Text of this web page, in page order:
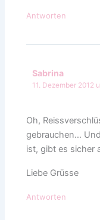
Antworten
Sabrina
11. Dezember 2012
Oh,
gebrauchen…
ist, gibt es sicher
Liebe Grüsse
Antworten